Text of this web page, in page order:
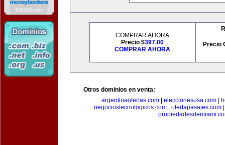
COMPRAR AHORA
Precio $397.00
COMPRAR AHORA
Precio
Otros dominios en venta:
argentinaofertas.com| eleccionesusa.com|
negociostecnologicos.com
ofertapasajes.com